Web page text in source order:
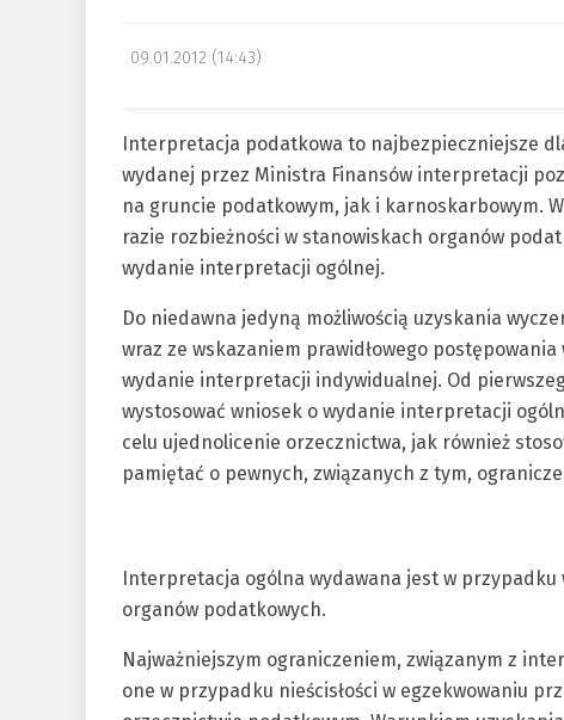
09.01.2012 (14:43)
Interpretacja podatkowa to najbezpieczniejsze
wydanej przez Ministra Finansów interpretacji
na gruncie podatkowym, jak i karnoskarbowym.
razie rozbieżności w stanowiskach organów
wydanie interpretacji ogólnej.
Do niedawna jedyną możliwością uzyskania
wraz ze wskazaniem prawidłowego
wydanie interpretacji indywidualnej. Od
wystosować wniosek o wydanie interpretacji
celu ujednolicenie orzecznictwa, jak również
pamiętać o pewnych, związanych z tym,
Interpretacja ogólna wydawana jest w
organów podatkowych.
Najważniejszym ograniczeniem, związanym z
one w przypadku nieścisłości w egzekwowaniu